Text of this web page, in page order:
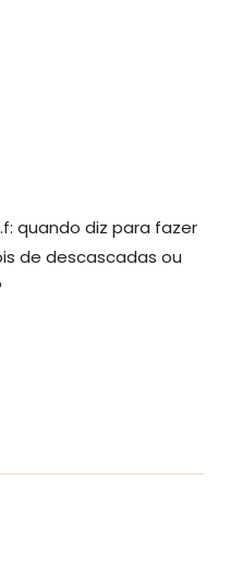
quando diz para fazer
de descascadas ou